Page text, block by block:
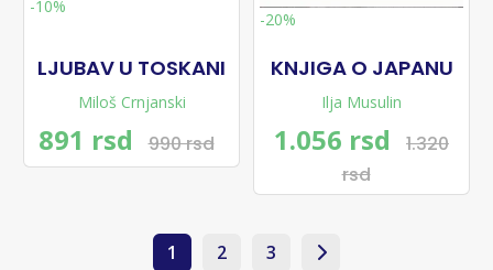
-10%
LJUBAV U TOSKANI
Miloš Crnjanski
891 rsd 990 rsd
-20%
KNJIGA O JAPANU
Ilja Musulin
1.056 rsd
1.320
rsd
1 2 3